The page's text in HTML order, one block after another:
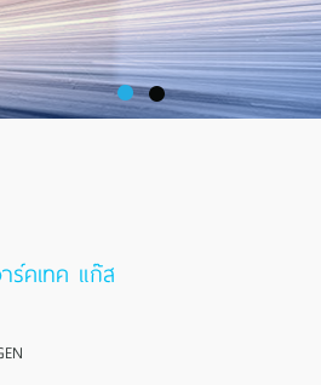
ร์คเทค แก๊ส